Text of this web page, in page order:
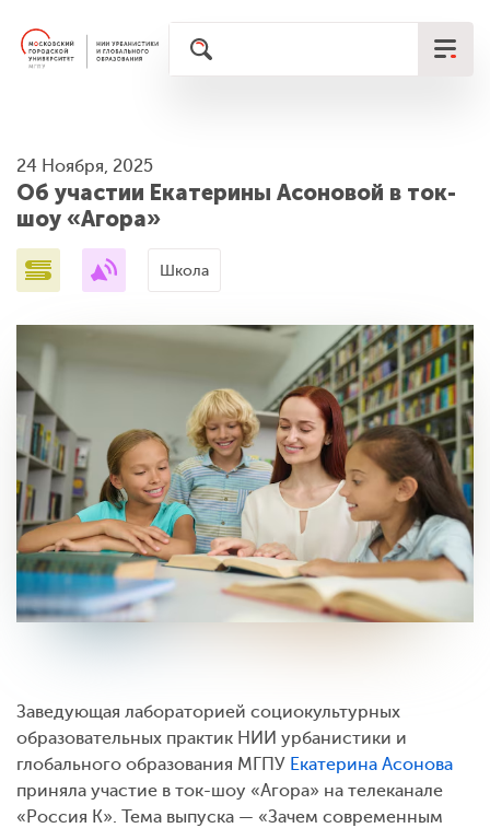
24 Ноября, 2025
Об участии Екатерины Асоновой в ток-
шоу «Агора»
Школа
Заведующая лабораторией социокультурных
образовательных практик НИИ урбанистики и
глобального образования МГПУ Екатерина Асонова
приняла участие в ток-шоу «Агора» на телеканале
«Россия К». Тема выпуска — «Зачем современным